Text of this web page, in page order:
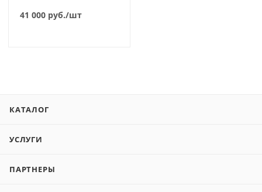
41 000 руб./шт
КАТАЛОГ
УСЛУГИ
ПАРТНЕРЫ